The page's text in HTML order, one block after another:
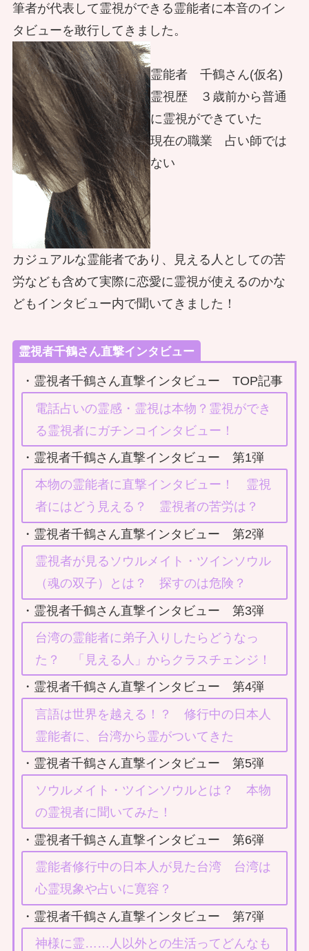
筆者が代表して霊視ができる霊能者に本音のイン
タビューを敢行してきました。
霊能者 千鶴さん(仮名)
霊視歴 ３歳前から普通
に霊視ができていた
現在の職業 占い師では
ない
カジュアルな霊能者であり、見える人としての苦
労なども含めて実際に恋愛に霊視が使えるのかな
どもインタビュー内で聞いてきました！
霊視者千鶴さん直撃インタビュー
・霊視者千鶴さん直撃インタビュー TOP記事
電話占いの霊感・霊視は本物？霊視ができ
る霊視者にガチンコインタビュー！
・霊視者千鶴さん直撃インタビュー 第1弾
本物の霊能者に直撃インタビュー！ 霊視
者にはどう見える？ 霊視者の苦労は？
・霊視者千鶴さん直撃インタビュー 第2弾
霊視者が見るソウルメイト・ツインソウル
（魂の双子）とは？ 探すのは危険？
・霊視者千鶴さん直撃インタビュー 第3弾
台湾の霊能者に弟子入りしたらどうなっ
た？ 「見える人」からクラスチェンジ！
・霊視者千鶴さん直撃インタビュー 第4弾
言語は世界を越える！？ 修行中の日本人
霊能者に、台湾から霊がついてきた
・霊視者千鶴さん直撃インタビュー 第5弾
ソウルメイト・ツインソウルとは？ 本物
の霊視者に聞いてみた！
・霊視者千鶴さん直撃インタビュー 第6弾
霊能者修行中の日本人が見た台湾 台湾は
心霊現象や占いに寛容？
・霊視者千鶴さん直撃インタビュー 第7弾
神様に霊……人以外との生活ってどんなも